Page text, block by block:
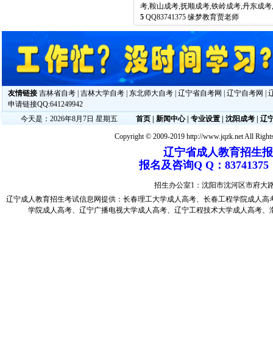
考,鞍山成考,抚顺成考,铁岭成考,丹东成
5 QQ83741375 缘梦教育贾老师
友情链接 吉林省自考 吉林大学自考 东北师大自考 辽宁省自考网 辽宁自考网
申请链接QQ:641249942
今天是：2026年8月7日 星期五
首页 新闻中心| 专业设置 沈阳成考 辽
Copyright © 2009-2019 http://www.jqzk.net All
辽宁省成人教育招生
报名及咨询Q Q：
招生办公室1：沈阳市沈河区市府
辽宁成人教育招生考试信息网提供： 长春理工大学成人高考、 长春工程学院成人高
学院成人高考、 辽宁广播电视大学成人高考、 辽宁工程技术大学成人高考、